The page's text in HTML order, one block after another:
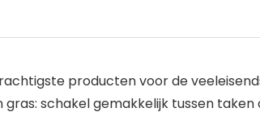
producten voor de
schakel gemakkelijk tussen